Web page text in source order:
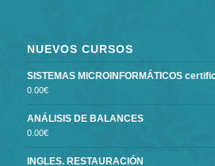
NUEVOS CURSOS
SISTEMAS MICROINFORMÁTICOS
0.00€
ANÁLISIS DE BALANCES
0.00€
INGLES. RESTAURACIÓN